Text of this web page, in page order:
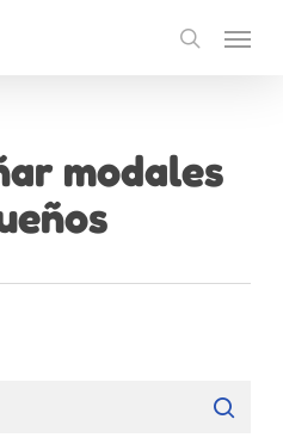
search
Menu
modales